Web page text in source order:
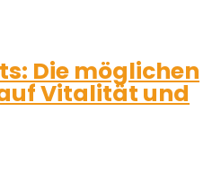
Die möglichen
Vitalität und